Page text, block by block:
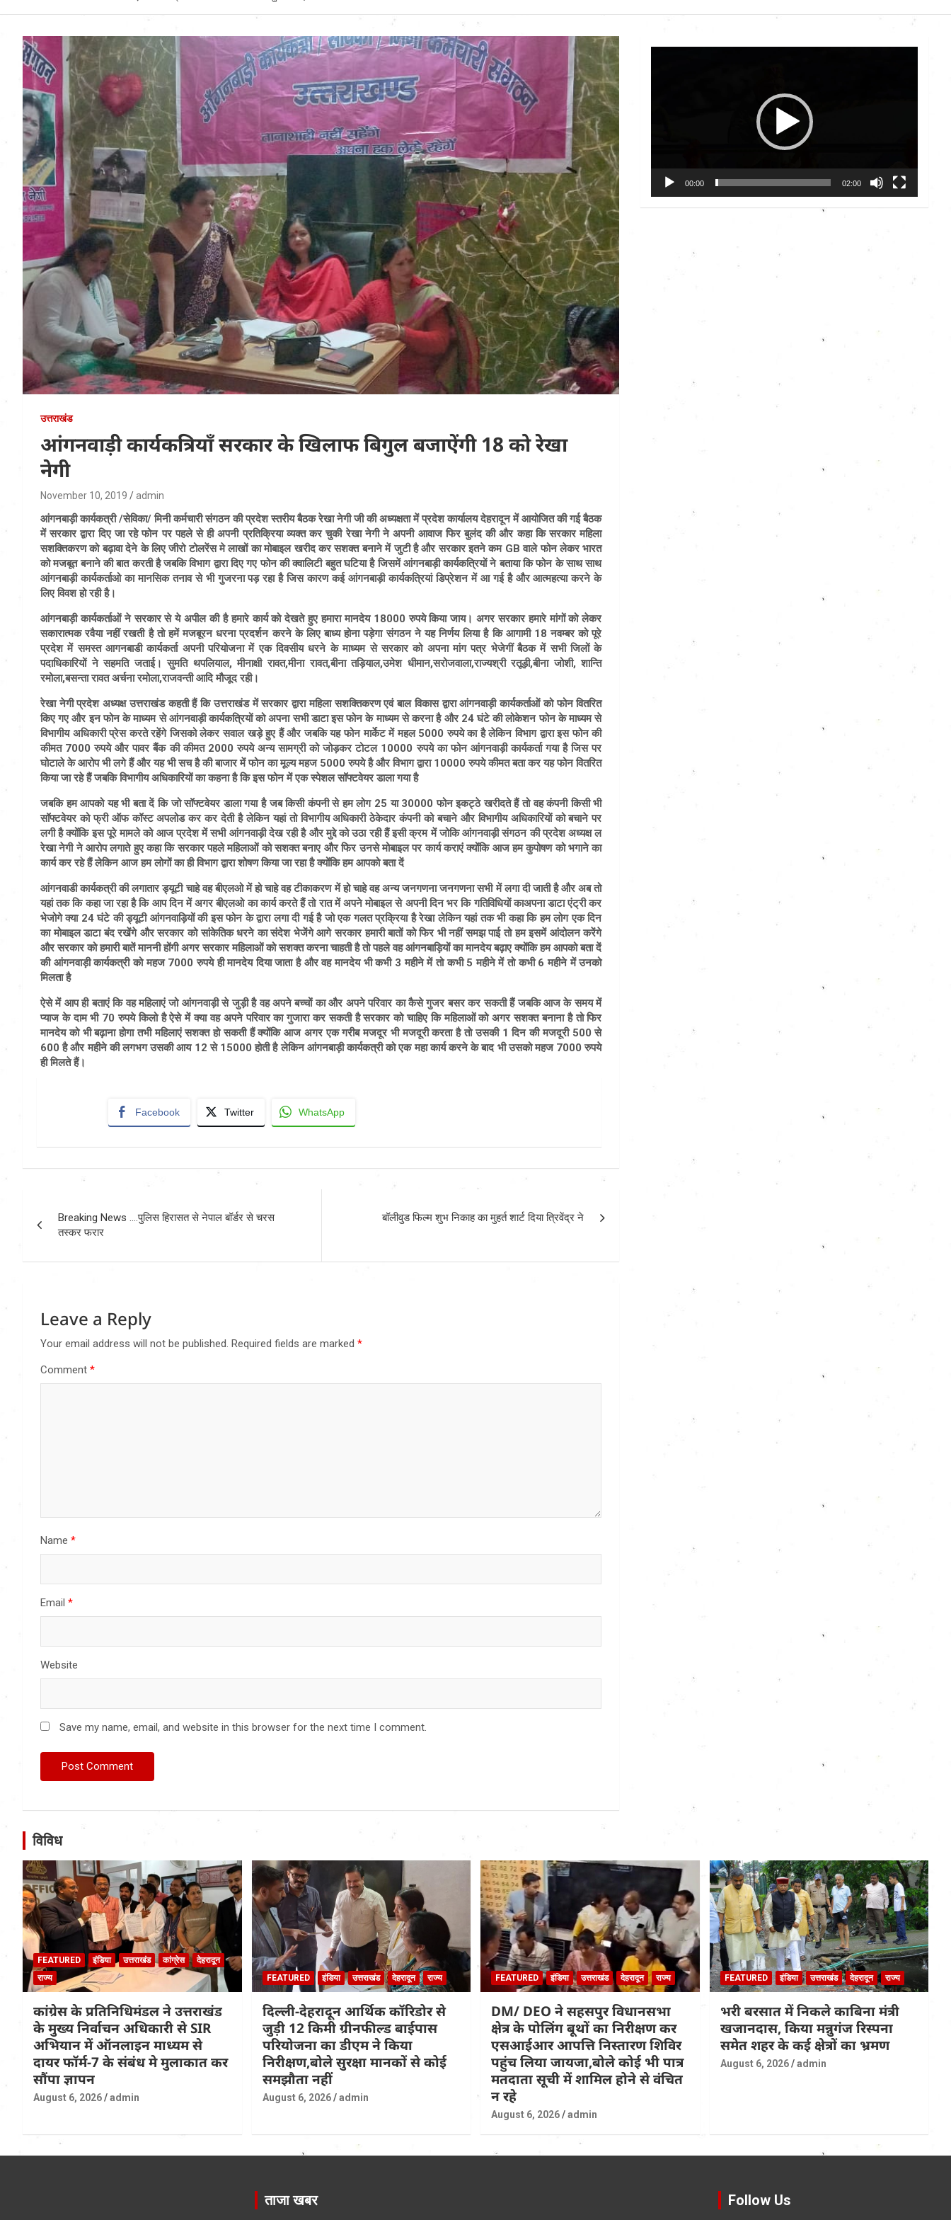
Uttarakhand News in
Hindi
उत्तराखंड
आंगनवाड़ी कार्यकत्रियाँ सरकार के खिलाफ बिगुल बजाऐंगी 18 को रेखा
नेगी
November 10, 2019 admin
आंगनबाड़ी कार्यकत्री/सेविका/ मिनी कर्मचारी संगठन की प्रदेश स्तरीय बैठक रेखा नेगी जी की अध्यक्षता में प्रदेश कार्यालय देहरादून में आयोजित की गई बैठक
में सरकार द्वारा दिए जा रहे फोन पर पहले से ही अपनी प्रतिक्रिया व्यक्त कर चुकीरेखा नेगीने अपनी आवाज फिर बुलंद की और कहा कि सरकार महिला
सशक्तिकरण को बढ़ावा देने के लिए जीरो टोलरेंस मे लाखों का मोबाइल खरीद कर सशक्त बनाने में जुटी है और सरकार इतने कम GB वाले फोन लेकर भारत
को मजबूत बनाने की बात करती है जबकि विभाग द्वारा दिए गए फोन की क्वालिटी बहुत घटिया है जिसमें आंगनबाड़ी कार्यकत्रियों ने बताया कि फोन के साथ साथ
आंगनबाड़ी कार्यकर्ताओ का मानसिक तनाव से भी गुजरना पड़ रहा है जिस कारण कई आंगनबाड़ी कार्यकत्रियां डिप्रेशन में आ गई है और आत्महत्या करने के
लिए विवश हो रही है।
आंगनबाड़ी कार्यकर्ताओंने सरकार से ये अपील की है हमारे कार्य को देखते हुए हमारा मानदेय 18000 रुपये किया जाय। अगर सरकार हमारे मांगों को लेकर
सकारात्मक रवैया नहीं रखती है तो हमें मजबूरन धरना प्रदर्शन करने के लिए बाध्य होना पड़ेगा संगठन ने यह निर्णय लिया है कि आगामी 18 नवम्बर को पूरे
प्रदेश में समस्त आगनबाडी कार्यकर्ता अपनी परियोजना में एक दिवसीय धरने के माध्यम से सरकार को अपना मांग पत्र भेजेगीं बैठक में सभी जिलों के
पदाधिकारियों ने सहमति जताई। सुमति थपलियाल, मीनाक्षी रावत,मीना रावत,बीना तड़ियाल,उमेश धीमान,सरोजवाला,राज्यश्री रतूड़ी,बीना जोशी, शान्ति
रमोला,बसन्ता रावत अर्चना रमोला,राजवन्ती आदि मौजूद रही।
रेखा नेगी प्रदेश अध्यक्ष उत्तराखंडकहती हैं कि उत्तराखंड में सरकार द्वारा महिला सशक्तिकरण एवं बाल विकास द्वारा आंगनवाड़ी कार्यकर्ताओं को फोन वितरित
किए गए और इन फोन के माध्यम से आंगनवाड़ी कार्यकत्रियों को अपना सभी डाटा इस फोन के माध्यम से करना है और 24 घंटे की लोकेशन फोन के माध्यम से
विभागीय अधिकारी प्रेस करते रहेंगे जिसको लेकर सवाल खड़े हुए हैं और जबकि यह फोन मार्केट में महल 5000 रुपये का है लेकिन विभाग द्वारा इस फोन की
कीमत 7000 रुपये और पावर बैंक की कीमत 2000 रुपये अन्य सामग्री को जोड़कर टोटल 10000 रुपये का फोन आंगनवाड़ी कार्यकर्ता गया है जिस पर
घोटाले के आरोप भी लगे हैं और यह भी सच है की बाजार में फोन का मूल्य महज 5000 रुपये है और विभाग द्वारा 10000 रुपये कीमत बता कर यह फोन वितरित
किया जा रहे हैं जबकि विभागीय अधिकारियों का कहना है कि इस फोन में एक स्पेशल सॉफ्टवेयर डाला गया है
जबकि हम आपको यह भी बता दें कि जो सॉफ्टवेयर डाला गया है जब किसी कंपनी से हम लोग 25 या 30000 फोन इकट्ठे खरीदते हैं तो वह कंपनी किसी भी
सॉफ्टवेयर को फ्री ऑफ कॉस्ट अपलोडकर कर देती है लेकिन यहां तो विभागीय अधिकारी ठेकेदार कंपनी को बचाने और विभागीय अधिकारियों को बचाने पर
लगी है क्योंकि इस पूरे मामले को आज प्रदेश में सभी आंगनवाड़ी देख रही है और मुद्दे को उठा रही हैं इसी क्रम में जोकि आंगनवाड़ी संगठन की प्रदेश अध्यक्ष ल
रेखा नेगी ने आरोप लगाते हुए कहा कि सरकार पहले महिलाओं को सशक्त बनाए और फिर उनसे मोबाइल पर कार्य कराएं क्योंकि आज हम कुपोषण को भगाने का
कार्य कर रहे हैं लेकिन आज हम लोगों का ही विभाग द्वारा शोषण किया जा रहा है क्योंकि हम आपको बता दें
आंगनवाडी कार्यकत्रीकी लगातार ड्यूटी चाहे वह बीएलओ में हो चाहे वह टीकाकरण में हो चाहे वह अन्य जनगणना जनगणना सभी में लगा दी जाती है और अब तो
यहां तक कि कहा जा रहा है कि आप दिन में अगर बीएलओ का कार्य करते हैं तो रात में अपने मोबाइल से अपनी दिन भर कि गतिविधियों काअपना डाटा एंट्री कर
भेजोगे क्या 24 घंटे की ड्यूटी आंगनवाड़ियों की इस फोन के द्वारा लगा दी गई है जो एक गलत प्रक्रिया है रेखा लेकिन यहां तक भी कहा कि हम लोग एक दिन
का मोबाइल डाटा बंद रखेंगे और सरकार को सांकेतिक धरने का संदेश भेजेंगे आगे सरकार हमारी बातों को फिर भी नहीं समझ पाई तो हम इसमें आंदोलन करेंगे
और सरकार को हमारी बातें माननी होंगी अगर सरकार महिलाओं को सशक्त करना चाहती है तो पहले वह आंगनबाड़ियों का मानदेय बढ़ाए क्योंकि हम आपको बता दें
की आंगनवाड़ी कार्यकत्री को महज 7000 रुपये ही मानदेय दिया जाता है और वह मानदेय भी कभी 3 महीने में तो कभी 5 महीने में तो कभी 6 महीने में उनको
मिलता है
ऐसे में आप ही बताएं कि वह महिलाएं जो आंगनवाड़ी से जुड़ी है वह अपने बच्चों का और अपने परिवार का कैसे गुजर बसर कर सकती हैं जबकि आज के समय में
प्याज के दाम भी 70 रुपये किलो है ऐसे में क्या वह अपने परिवार का गुजारा कर सकती है सरकार को चाहिए कि महिलाओं को अगर सशक्त बनाना है तो फिर
मानदेय को भी बढ़ाना होगा तभी महिलाएं सशक्त हो सकती हैं क्योंकि आज अगर एक गरीब मजदूर भी मजदूरी करता है तो उसकी 1 दिन की मजदूरी 500 से
600 है और महीने की लगभग उसकी आय 12 से 15000 होती है लेकिन आंगनबाड़ी कार्यकत्री को एक महा कार्य करने के बाद भी उसको महज 7000 रुपये
ही मिलते हैं।
Facebook Twitter WhatsApp
navigation
Breaking News ….पुलिस हिरासत से नेपाल बॉर्डर से चरस
तस्कर फरार
बॉलीवुड फिल्म शुभ निकाह का मुहर्त शार्ट दिया त्रिवेंद्र ने
Leave a Reply
Your email address will not be published. Required fields are marked *
Comment *
Name *
Email *
Website
Save my name, email, and website in this browser for the next time I comment.
00:00 02:00
विविध
FEATURED इंडिया उत्तराखंड कांग्रेस
देहरादून
राज्य
कांग्रेस के प्रतिनिधिमंडल ने उत्तराखंड
के मुख्य निर्वाचन अधिकारी से SIR
अभियान में ऑनलाइन माध्यम से
दायर फॉर्म-7 के संबंध मे मुलाकात कर
सौंपा ज्ञापन
August 6, 2026 admin
FEATURED इंडिया उत्तराखंड देहरादून राज्य
दिल्ली-देहरादून आर्थिक कॉरिडोर से
जुड़ी 12 किमी ग्रीनफील्ड बाईपास
परियोजना का डीएम ने किया
निरीक्षण,बोले सुरक्षा मानकों से कोई
समझौता नहीं
August 6, 2026 admin
FEATURED इंडिया उत्तराखंड देहरादून राज्य
DM/ DEO ने सहसपुर विधानसभा
क्षेत्र के पोलिंग बूथों का निरीक्षण कर
एसआईआर आपत्ति निस्तारण शिविर
पहुंच लिया जायजा,बोले कोई भी पात्र
मतदाता सूची में शामिल होने से वंचित
न रहे
August 6, 2026 admin
FEATURED इंडिया उत्तराखंड देहरादून राज्य
भरी बरसात में निकले काबिना मंत्री
खजानदास, किया मन्नुगंज रिस्पना
समेत शहर के कई क्षेत्रों का भ्रमण
August 6, 2026 admin
ताजा खबर Follow Us